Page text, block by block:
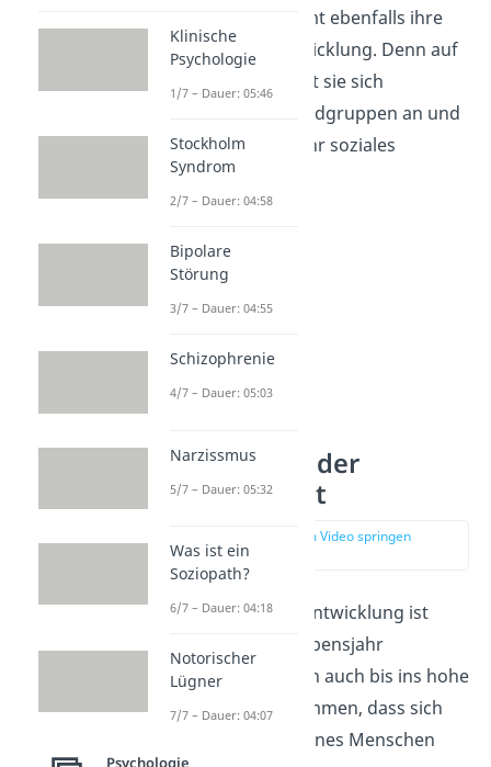
präsentiert, bestimmt ebenfalls ihre
Persönlichkeitsentwicklung. Denn auf
Basis dessen schließt sie sich
beispielsweise Jugendgruppen an und
bestimmt dadurch ihr soziales
Umfeld.
Veränderung der
Persönlichkeit
zur Stelle im Video springen
(03:50)
Die Persönlichkeitsentwicklung ist
meist bis zum 30. Lebensjahr
abgeschlossen. Doch auch bis ins hohe
Alter kann es vorkommen, dass sich
eines Menschen
Klinische
Psychologie
1/7 – Dauer: 05:46
Stockholm
Syndrom
2/7 – Dauer: 04:58
Bipolare
Störung
3/7 – Dauer: 04:55
Schizophrenie
4/7 – Dauer: 05:03
Narzissmus
5/7 – Dauer: 05:32
Was ist ein
Soziopath?
6/7 – Dauer: 04:18
Notorischer
Lügner
7/7 – Dauer: 04:07